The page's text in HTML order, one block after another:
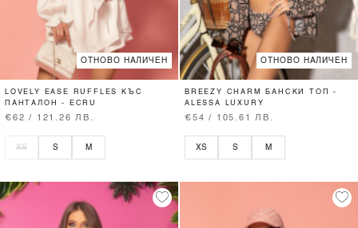
ОТНОВО НАЛИЧЕН
LOVELY EASE RUFFLES КЪС
ПАНТАЛОН - ECRU
€62 / 121.26 ЛВ.
XS S M
ОТНОВО НАЛИЧЕН
BREEZY CHARM БАНСКИ ТОП -
ALESSA LUXURY
€54 / 105.61 ЛВ.
XS S M